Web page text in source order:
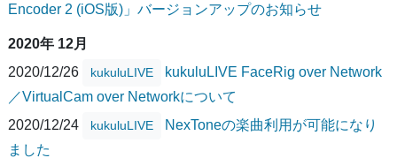
Encoder 2 (iOS版)」バージョンアップのお知らせ
2020年 12月
2020/12/26
kukuluLIVE
kukuluLIVE FaceRig over Network
／VirtualCam over Networkについて
2020/12/24
kukuluLIVE
NexToneの楽曲利用が可能になり
ました